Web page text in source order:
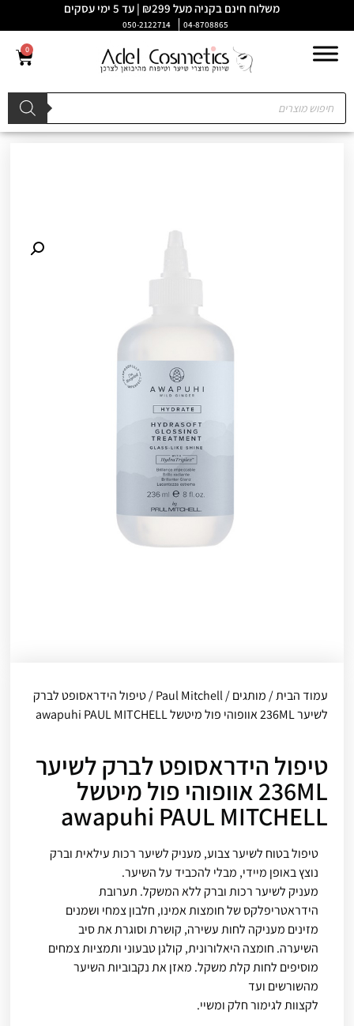
משלוח חינם בקניה מעל ₪299 | עד 5 ימי עסקים
04-8708865
050-2122714
0
עמוד הבית/מותגים/
Paul Mitchell/ טיפול הידראסופט לברק
לשיער 236ML אוופוהי פול מיטשל awapuhi PAUL MITCHELL
טיפול הידראסופט לברק לשיער
236ML אוופוהי פול מיטשל
awapuhi PAUL MITCHELL
טיפול בטוח לשיער צבוע, מעניק לשיער רכות עילאית וברק
נוצץ באופן מיידי, מבלי להכביד על השיער.
מעניק לשיער רכות וברק ללא המשקל. תערובת
הידראטריפלקס של חומצות אמינו, חלבון צמחי ושמנים
מזינים מעניקה לחות עשירה, קושרת וסוגרת את סיב
השיערה. חומצה היאלורונית, קולגן טבעוני ותמציות צמחים
מוסיפים לחות קלת משקל. מאזן את נקבוביות השיער
מהשורשים ועד
לקצוות לגימור חלק ומשיי.